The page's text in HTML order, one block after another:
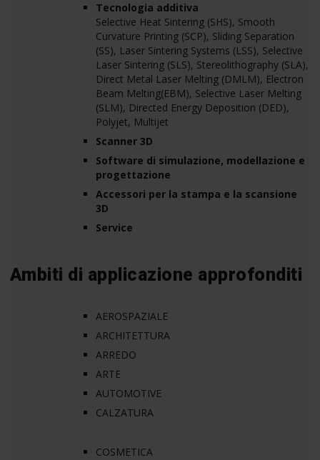
Tecnologia additiva
Selective Heat Sintering (SHS), Smooth
Curvature Printing (SCP), Sliding Separation
(SS), Laser Sintering Systems (LSS), Selective
Laser Sintering (SLS), Stereolithography (SLA),
Direct Metal Laser Melting (DMLM), Electron
Beam Melting(EBM), Selective Laser Melting
(SLM), Directed Energy Deposition (DED),
Polyjet, Multijet
Scanner 3D
Software di simulazione, modellazione e
progettazione
Accessori per la stampa e la scansione
3D
Service
Ambiti di applicazione approfonditi
AEROSPAZIALE
ARCHITETTURA
ARREDO
ARTE
AUTOMOTIVE
CALZATURA
COSMETICA